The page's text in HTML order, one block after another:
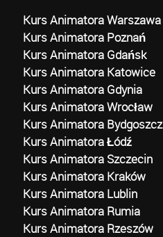
Kurs Animatora Warszawa
Kurs Animatora Poznań
Kurs Animatora Gdańsk
Kurs Animatora Katowice
Kurs Animatora Gdynia
Kurs Animatora Wrocław
Kurs Animatora Bydgoszcz
Kurs Animatora Łódź
Kurs Animatora Szczecin
Kurs Animatora Kraków
Kurs Animatora Lublin
Kurs Animatora Rumia
Kurs Animatora Rzeszów